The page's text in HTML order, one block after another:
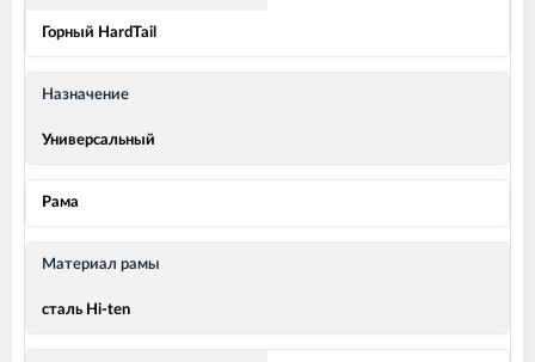
Горный HardTail
Назначение
Универсальный
Рама
Материал рамы
сталь Hi-ten